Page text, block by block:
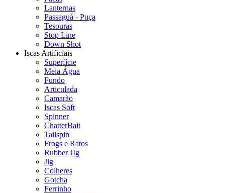
Lanternas
Passaguá - Puça
Tesouras
Stop Line
Down Shot
Iscas Artificiais
Superfície
Meia Água
Fundo
Articulada
Camarão
Iscas Soft
Spinner
ChatterBait
Tailspin
Frogs e Ratos
Rubber JIg
Jig
Colheres
Gotcha
Ferrinho